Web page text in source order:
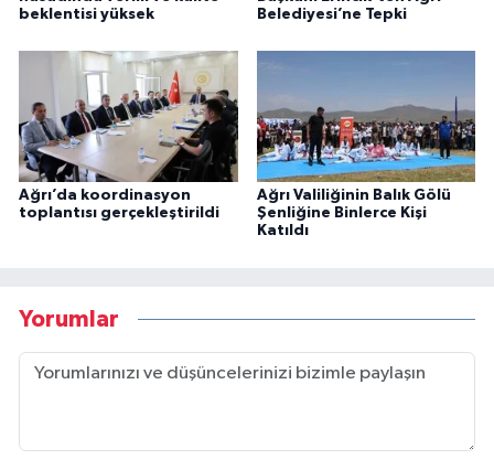
beklentisi yüksek
Belediyesi’ne Tepki
Ağrı’da koordinasyon
toplantısı gerçekleştirildi
Ağrı Valiliğinin Balık Gölü
Şenliğine Binlerce Kişi
Katıldı
Yorumlar